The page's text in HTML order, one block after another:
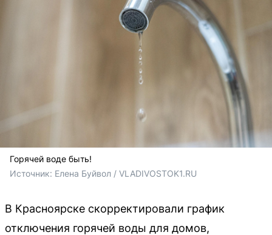
Горячей воде быть!
Источник: Елена Буйвол / VLADIVOSTOK1.RU
В Красноярске скорректировали график
отключения горячей воды для домов,